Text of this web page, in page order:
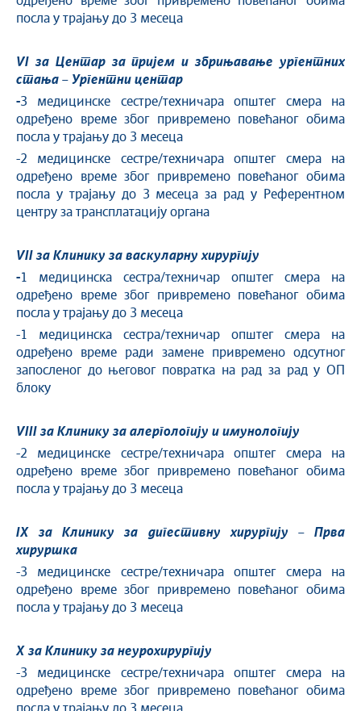
посла у трајању до 3 месеца
VI за Центар за пријем и збрињавање ургентних
стања – Ургентни центар
-3 медицинске сестре/техничара општег смера на
одређено време због привремено повећаног обима
посла у трајању до 3 месеца
-2 медицинске сестре/техничара општег смера на
одређено време због привремено повећаног обима
посла у трајању до 3 месеца за рад у Референтном
центру за трансплатацију органа
VII за Клинику за васкуларну хирургију
-1 медицинска сестра/техничар општег смера на
одређено време због привремено повећаног обима
посла у трајању до 3 месеца
-1 медицинска сестра/техничар општег смера на
одређено време ради замене привремено одсутног
запосленог до његовог повратка на рад за рад у ОП
блоку
VIII за Клинику за алергологију и имунологију
-2 медицинске сестре/техничара општег смера на
одређено време због привремено повећаног обима
посла у трајању до 3 месеца
IX
за Клинику за дигестивну хирургију – Прва
хируршка
-3 медицинске сестре/техничара општег смера на
одређено време због привремено повећаног обима
посла у трајању до 3 месеца
X за Клинику за неурохирургију
-3 медицинске сестре/техничара општег смера на
одређено време због привремено повећаног обима